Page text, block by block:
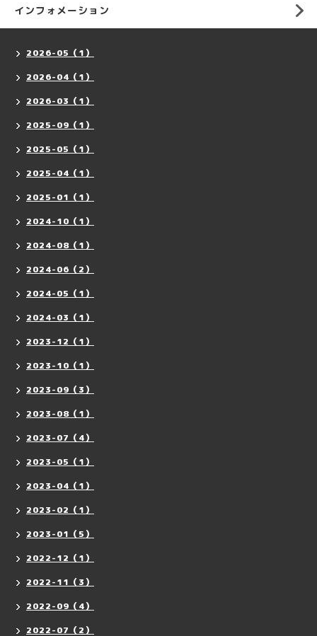
インフォメーション
2026-05（1）
2026-04（1）
2026-03（1）
2025-09（1）
2025-05（1）
2025-04（1）
2025-01（1）
2024-10（1）
2024-08（1）
2024-06（2）
2024-05（1）
2024-03（1）
2023-12（1）
2023-10（1）
2023-09（3）
2023-08（1）
2023-07（4）
2023-05（1）
2023-04（1）
2023-02（1）
2023-01（5）
2022-12（1）
2022-11（3）
2022-09（4）
2022-07（2）